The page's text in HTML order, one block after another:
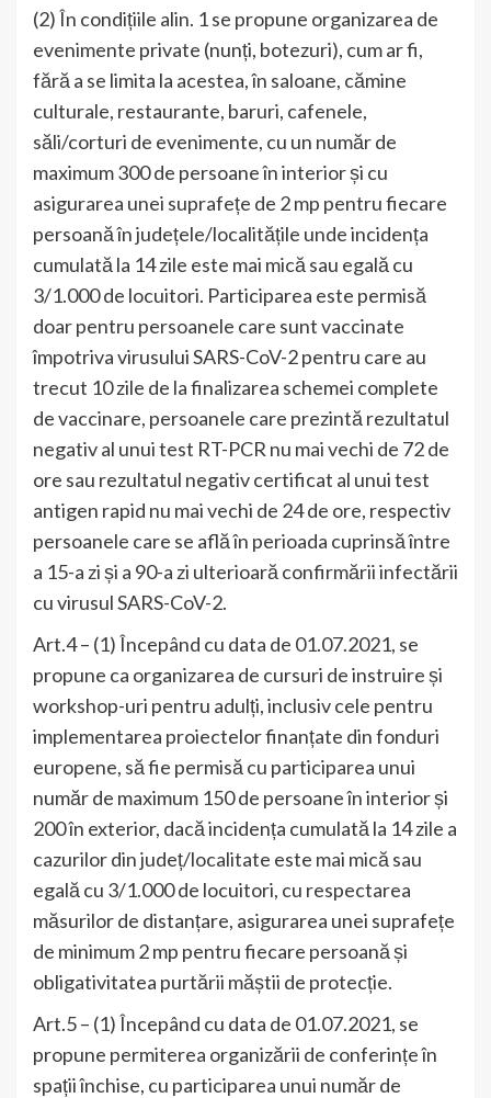
(2) În condițiile alin. 1 se propune organizarea de
evenimente private (nunți, botezuri), cum ar fi,
fără a se limita la acestea, în saloane, cămine
culturale, restaurante, baruri, cafenele,
săli/corturi de evenimente, cu un număr de
maximum 300 de persoane în interior și cu
asigurarea unei suprafețe de 2 mp pentru fiecare
persoană în județele/localitățile unde incidența
cumulată la 14 zile este mai mică sau egală cu
3/1.000 de locuitori. Participarea este permisă
doar pentru persoanele care sunt vaccinate
împotriva virusului SARS-CoV-2 pentru care au
trecut 10 zile de la finalizarea schemei complete
de vaccinare, persoanele care prezintă rezultatul
negativ al unui test RT-PCR nu mai vechi de 72 de
ore sau rezultatul negativ certificat al unui test
antigen rapid nu mai vechi de 24 de ore, respectiv
persoanele care se află în perioada cuprinsă între
a 15-a zi și a 90-a zi ulterioară confirmării infectării
cu virusul SARS-CoV-2.
Art.4 – (1) Începând cu data de 01.07.2021, se
propune ca organizarea de cursuri de instruire și
workshop-uri pentru adulți, inclusiv cele pentru
implementarea proiectelor finanțate din fonduri
europene, să fie permisă cu participarea unui
număr de maximum 150 de persoane în interior și
200 în exterior, dacă incidența cumulată la 14 zile a
cazurilor din județ/localitate este mai mică sau
egală cu 3/1.000 de locuitori, cu respectarea
măsurilor de distanțare, asigurarea unei suprafețe
de minimum 2 mp pentru fiecare persoană și
obligativitatea purtării măștii de protecție.
Art.5 – (1) Începând cu data de 01.07.2021, se
propune permiterea organizării de conferințe în
spații închise, cu participarea unui număr de